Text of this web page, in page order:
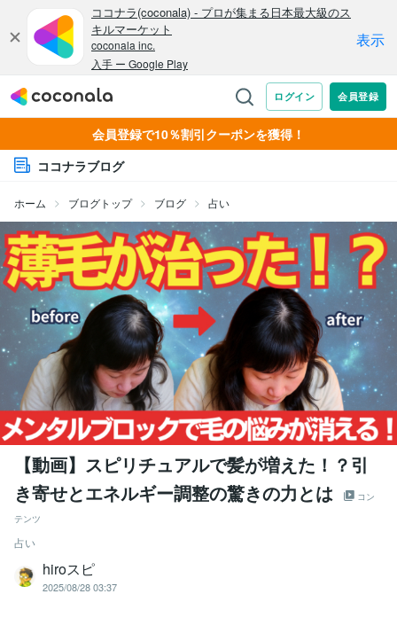
会員登録で10％割引クーポンを獲得！
ココナラブログ
ホーム ブログトップ ブログ 占い
【動画】スピリチュアルで髪が増えた！？引
き寄せとエネルギー調整の驚きの力とは
コン
テンツ
占い
hiroスピ
2025/08/28 03:37